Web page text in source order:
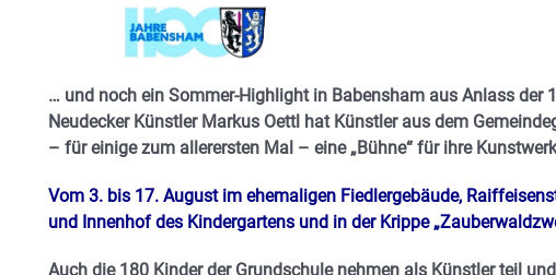
… und noch ein Sommer-Highlight in Babensham aus Anlass der
Neudecker Künstler Markus Oettl hat Künstler aus dem
– für einige zum allerersten Mal – eine „Bühne“ für ihre
Vom 3. bis 17. August im ehemaligen Fiedlergebäude,
und Innenhof des Kindergartens und in der Krippe
Auch die 180 Kinder der Grundschule nehmen als Künstler teil